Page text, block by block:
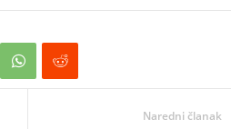
Naredni članak